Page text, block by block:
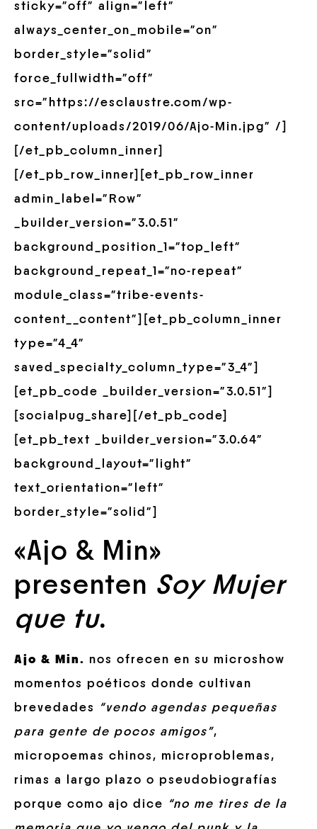
sticky=”off” align=”left”
always_center_on_mobile=”on”
border_style=”solid”
force_fullwidth=”off”
src=”https://esclaustre.com/wp-
content/uploads/2019/06/Ajo-Min.jpg” /]
[/et_pb_column_inner]
[/et_pb_row_inner][et_pb_row_inner
admin_label=”Row”
_builder_version=”3.0.51″
background_position_1=”top_left”
background_repeat_1=”no-repeat”
module_class=”tribe-events-
content__content”][et_pb_column_inner
type=”4_4″
saved_specialty_column_type=”3_4″]
[et_pb_code _builder_version=”3.0.51″]
[socialpug_share][/et_pb_code]
[et_pb_text _builder_version=”3.0.64″
background_layout=”light”
text_orientation=”left”
border_style=”solid”]
«Ajo & Min»
presenten Soy Mujer
que tu.
Ajo & Min. nos ofrecen en su microshow
momentos poéticos donde cultivan
brevedades
“vendo agendas pequeñas
para gente de pocos amigos”,
micropoemas chinos, microproblemas,
rimas a largo plazo o pseudobiografías
porque como ajo dice
“no me tires de la